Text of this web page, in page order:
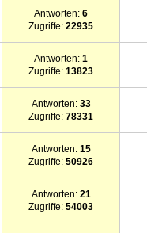
Antworten:6
Zugriffe:22935
Antworten:1
Zugriffe:13823
Antworten: 33
Zugriffe:78331
Antworten: 15
Zugriffe:50926
Antworten: 21
Zugriffe:54003